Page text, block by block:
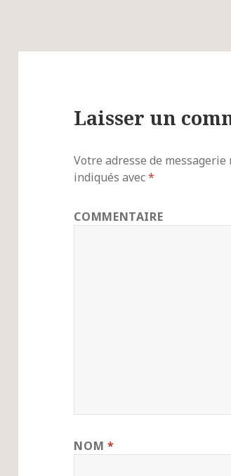
Laisser un
Votre adresse de
indiqués avec*
COMMENTAIRE
NOM *